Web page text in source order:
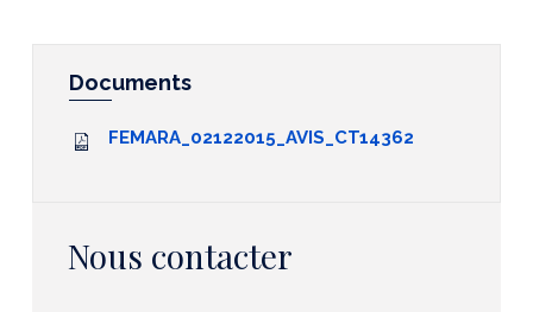
Documents
FEMARA_02122015_AVIS_CT14362
Nous contacter